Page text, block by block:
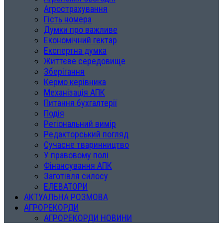
Агрострахування
Гість номера
Думки про важливе
Економічний гектар
Експертна думка
Життєве середовище
Зберігання
Кермо керівника
Механізація АПК
Питання бухгалтерії
Подія
Регіональний вимір
Редакторський погляд
Сучасне тваринництво
У правовому полі
Фінансування АПК
Заготівля силосу
ЕЛЕВАТОРИ
АКТУАЛЬНА РОЗМОВА
АГРОРЕКОРДИ
АГРОРЕКОРДИ НОВИНИ